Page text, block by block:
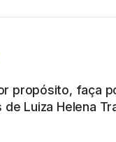
propósito, faça
Luiza Helena